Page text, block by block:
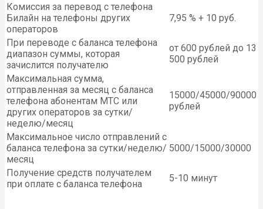
Комиссия за перевод с телефона
Билайн на телефоны других
операторов
7,95 % + 10 руб.
При переводе с баланса телефона
диапазон суммы, которая
зачислится получателю
от 600 рублей до 13
500 рублей
Максимальная сумма,
отправленная за месяц с баланса
телефона абонентам МТС или
других операторов за сутки/
неделю/месяц
15000/45000/90000
рублей
Максимальное число отправлений с
баланса телефона за сутки/неделю/
месяц
5000/15000/30000
Получение средств получателем
при оплате с баланса телефона
5-10 минут